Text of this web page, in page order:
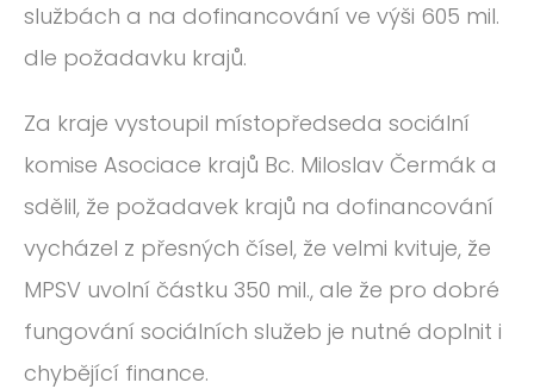
službách a na dofinancování ve výši 605 mil.
dle požadavku krajů.
Za kraje vystoupil místopředseda sociální
komise Asociace krajů Bc. Miloslav Čermák a
sdělil, že požadavek krajů na dofinancování
vycházel z přesných čísel, že velmi kvituje, že
MPSV uvolní částku 350 mil., ale že pro dobré
fungování sociálních služeb je nutné doplnit i
chybějící finance.